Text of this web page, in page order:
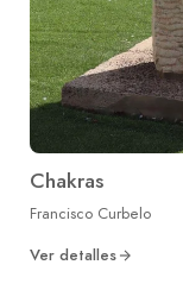
Chakras
Francisco Curbelo
Ver detalles